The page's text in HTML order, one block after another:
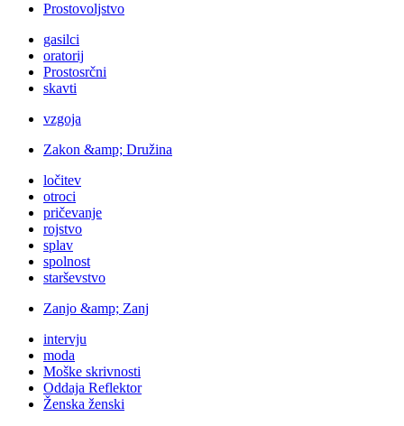
Prostovoljstvo
gasilci
oratorij
Prostosrčni
skavti
vzgoja
Zakon &amp; Družina
ločitev
otroci
pričevanje
rojstvo
splav
spolnost
starševstvo
Zanjo &amp; Zanj
intervju
moda
Moške skrivnosti
Oddaja Reflektor
Ženska ženski